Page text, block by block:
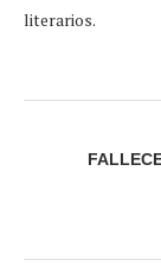
literarios.